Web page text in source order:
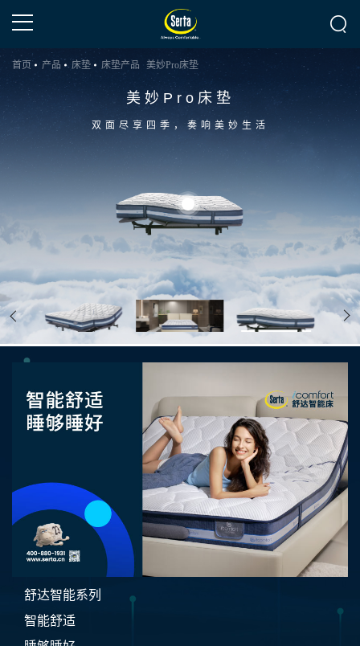
首页 产品 床垫 床垫产品 美妙Pro床垫
美妙Pro床垫
双面尽享四季，奏响美妙生活
舒达智能系列
智能舒适